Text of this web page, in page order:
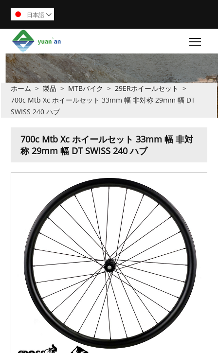
日本語 
ホーム > 製品 > MTBバイク > 29ERホイールセット
>
700c Mtb Xc ホイールセット 33mm 幅 非対称 29mm 幅 DT
SWISS 240 ハブ
700c Mtb Xc ホイールセット 33mm 幅 非対
称 29mm 幅 DT SWISS 240 ハブ